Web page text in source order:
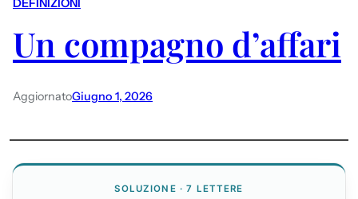
DEFINIZIONI
Un compagno d’affari
AggiornatoGiugno 1, 2026
SOLUZIONE · 7 LETTERE